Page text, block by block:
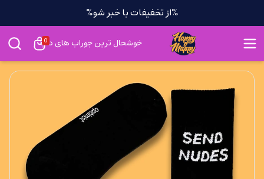
%از تخفیفات با خبر شو%
خوشحال ترین جوراب های دنیا
0